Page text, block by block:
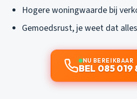
Hogere woningwaarde bij
Gemoedsrust, je weet dat
NU BEREIKBAAR
BEL 085 019